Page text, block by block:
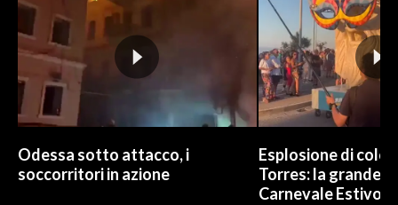
Odessa sotto attacco, i
soccorritori in azione
Esplosione di
Torres: la grande
Carnevale Estivo